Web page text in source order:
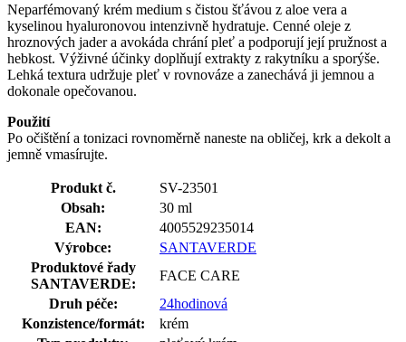
Neparfémovaný krém medium s čistou šťávou z aloe vera a
kyselinou hyaluronovou intenzivně hydratuje. Cenné oleje z
hroznových jader a avokáda chrání pleť a podporují její pružnost a
hebkost. Výživné účinky doplňují extrakty z rakytníku a sporýše.
Lehká textura udržuje pleť v rovnováze a zanechává ji jemnou a
dokonale opečovanou.
Použití
Po očištění a tonizaci rovnoměrně naneste na obličej, krk a dekolt a
jemně vmasírujte.
Produkt č.
SV-23501
Obsah:
30 ml
EAN:
4005529235014
Výrobce:
SANTAVERDE
Produktové řady
SANTAVERDE:
FACE CARE
Druh péče:
24hodinová
Konzistence/formát:
krém